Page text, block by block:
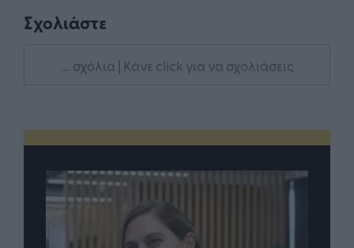
Σχολιάστε
... σχόλια | Κάνε click για να σχολιάσεις